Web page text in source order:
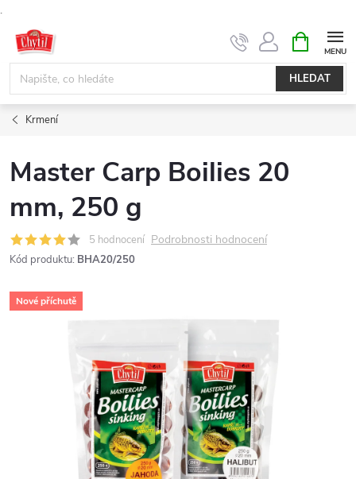
.
obsah
HLEDAT
NÁKUPNÍ
KOŠÍK
Krmení
Master Carp Boilies 20
mm, 250 g
5 hodnocení Podrobnosti hodnocení
Kód produktu: BHA20/250
Nové příchutě